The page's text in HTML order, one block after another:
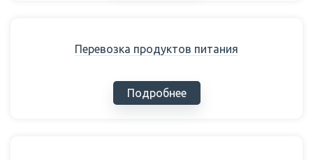
Перевозка продуктов питания
Подробнее